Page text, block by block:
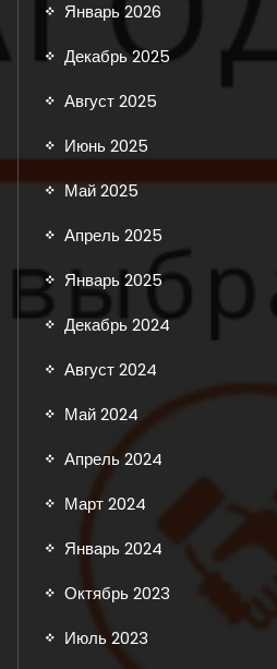
Январь 2026
Декабрь 2025
Август 2025
Июнь 2025
Май 2025
Апрель 2025
Январь 2025
Декабрь 2024
Август 2024
Май 2024
Апрель 2024
Март 2024
Январь 2024
Октябрь 2023
Июль 2023